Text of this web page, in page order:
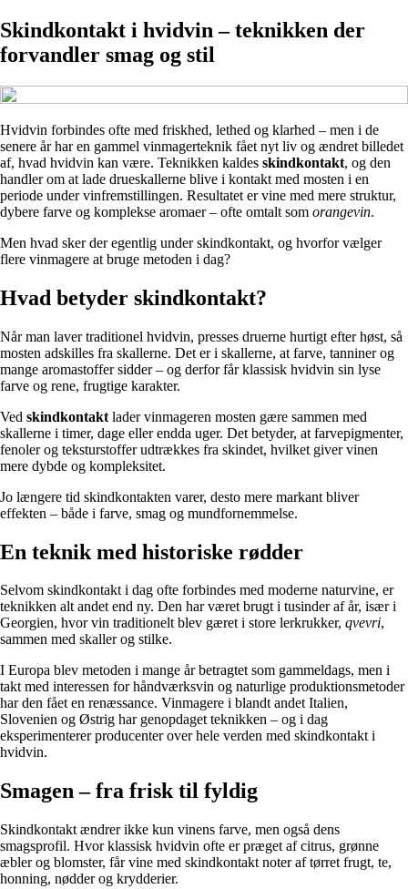
Skindkontakt i hvidvin – teknikken der
forvandler smag og stil
Hvidvin forbindes ofte med friskhed, lethed og klarhed – men i de
senere år har en gammel vinmagerteknik fået nyt liv og ændret billedet
af, hvad hvidvin kan være. Teknikken kaldes skindkontakt, og den
handler om at lade drueskallerne blive i kontakt med mosten i en
periode under vinfremstillingen. Resultatet er vine med mere struktur,
dybere farve og komplekse aromaer – ofte omtalt som orangevin.
Men hvad sker der egentlig under skindkontakt, og hvorfor vælger
flere vinmagere at bruge metoden i dag?
Hvad betyder skindkontakt?
Når man laver traditionel hvidvin, presses druerne hurtigt efter høst, så
mosten adskilles fra skallerne. Det er i skallerne, at farve, tanniner og
mange aromastoffer sidder – og derfor får klassisk hvidvin sin lyse
farve og rene, frugtige karakter.
Ved skindkontakt lader vinmageren mosten gære sammen med
skallerne i timer, dage eller endda uger. Det betyder, at farvepigmenter,
fenoler og teksturstoffer udtrækkes fra skindet, hvilket giver vinen
mere dybde og kompleksitet.
Jo længere tid skindkontakten varer, desto mere markant bliver
effekten – både i farve, smag og mundfornemmelse.
En teknik med historiske rødder
Selvom skindkontakt i dag ofte forbindes med moderne naturvine, er
teknikken alt andet end ny. Den har været brugt i tusinder af år, især i
Georgien, hvor vin traditionelt blev gæret i store lerkrukker, qvevri,
sammen med skaller og stilke.
I Europa blev metoden i mange år betragtet som gammeldags, men i
takt med interessen for håndværksvin og naturlige produktionsmetoder
har den fået en renæssance. Vinmagere i blandt andet Italien,
Slovenien og Østrig har genopdaget teknikken – og i dag
eksperimenterer producenter over hele verden med skindkontakt i
hvidvin.
Smagen – fra frisk til fyldig
Skindkontakt ændrer ikke kun vinens farve, men også dens
smagsprofil. Hvor klassisk hvidvin ofte er præget af citrus, grønne
æbler og blomster, får vine med skindkontakt noter af tørret frugt, te,
honning, nødder og krydderier.